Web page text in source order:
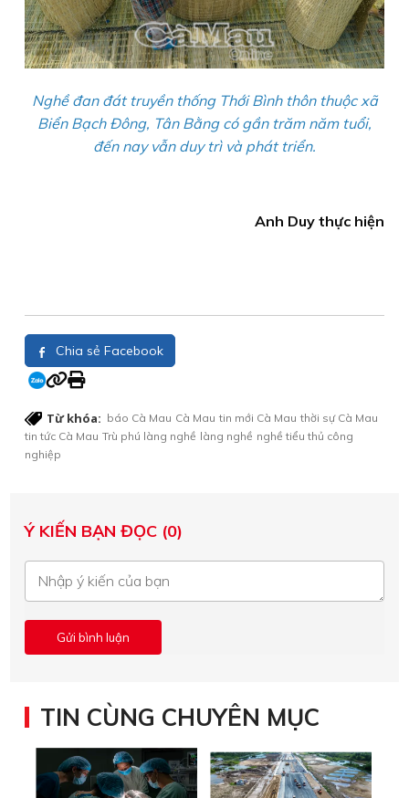
Nghề đan đát truyền thống Thới Bình thôn thuộc xã
Biển Bạch Đông, Tân Bằng có gần trăm năm tuổi,
đến nay vẫn duy trì và phát triển.
Anh Duy thực hiện
Chia sẻ Facebook
Từ khóa: báo Cà Mau Cà Mau tin mới Cà Mau thời sự Cà Mau
tin tức Cà Mau Trù phú làng nghề làng nghề nghề tiểu thủ công
nghiệp
Ý KIẾN BẠN ĐỌC (0)
TIN CÙNG CHUYÊN MỤC